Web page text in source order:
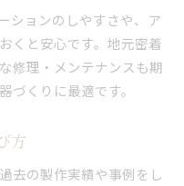
ションのしやすさや、ア
くと安心です。地元密着
修理・メンテナンスも期
づくりに最適です。
方
去の製作実績や事例をし